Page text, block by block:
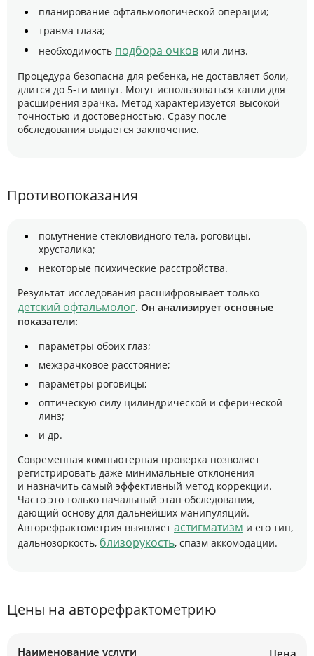
планирование офтальмологической операции;
травма глаза;
необходимость подбора очков или линз.
Процедура безопасна для ребенка, не доставляет боли,
длится до 5-ти минут. Могут использоваться капли для
расширения зрачка. Метод характеризуется высокой
точностью и достоверностью. Сразу после
обследования выдается заключение.
Противопоказания
помутнение стекловидного тела, роговицы,
хрусталика;
некоторые психические расстройства.
Результат исследования расшифровывает только
детский офтальмолог. Он анализирует основные
показатели:
параметры обоих глаз;
межзрачковое расстояние;
параметры роговицы;
оптическую силу цилиндрической и сферической
линз;
и др.
Современная компьютерная проверка позволяет
регистрировать даже минимальные отклонения
и назначить самый эффективный метод коррекции.
Часто это только начальный этап обследования,
дающий основу для дальнейших манипуляций.
Авторефрактометрия выявляет астигматизм и его тип,
дальнозоркость, близорукость, спазм аккомодации.
Цены на авторефрактометрию
Наименование услуги Цена